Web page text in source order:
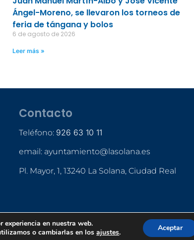
Ángel-Moreno, se llevaron los torneos de
feria de tángana y bolos
6 de agosto de 2026
Leer más »
Contacto
Teléfono: 926 63 10 11
email: ayuntamiento@lasolana.es
Pl. Mayor, 1, 13240 La Solana, Ciudad Real
en nuestra web.
o cambiarlas en losajustes. Aceptar